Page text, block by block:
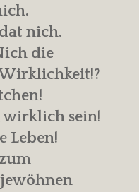
nich.
die
wirklich sein!
Leben!